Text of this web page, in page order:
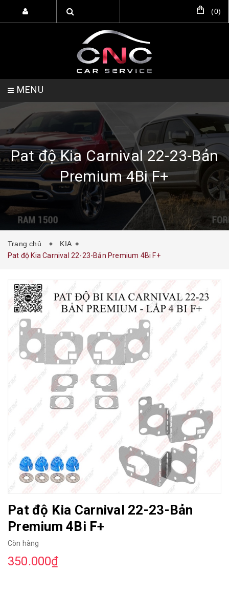
(0)
MENU
TRANG CHỦ DỊCH VỤ SẢN PHẨM
HỖ TRỢ SETUP GARA LIÊN HỆ
Pat độ Kia Carnival 22-23-Bản
Premium 4Bi F+
Trang chủ
KIA
Pat độ Kia Carnival 22-23-Bản Premium 4Bi F+
Pat độ Kia Carnival 22-23-Bản
Premium 4Bi F+
Còn hàng
350.000₫